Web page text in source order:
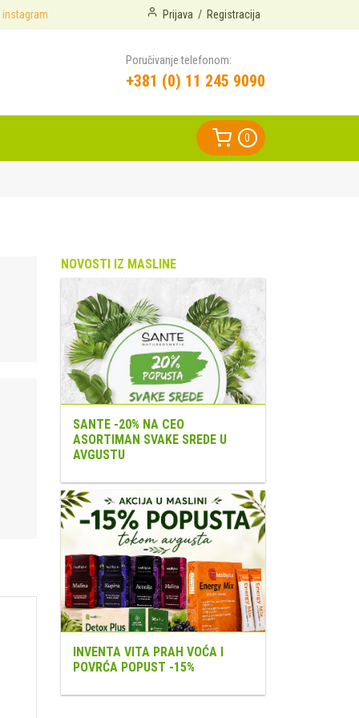
instagram Prijava / Registracija
Poručivanje telefonom:
+381 (0) 11 245 9090
0
NOVOSTI IZ MASLINE
SANTE -20% NA CEO
ASORTIMAN SVAKE SREDE U
AVGUSTU
INVENTA VITA PRAH VOĆA I
POVRĆA POPUST -15%